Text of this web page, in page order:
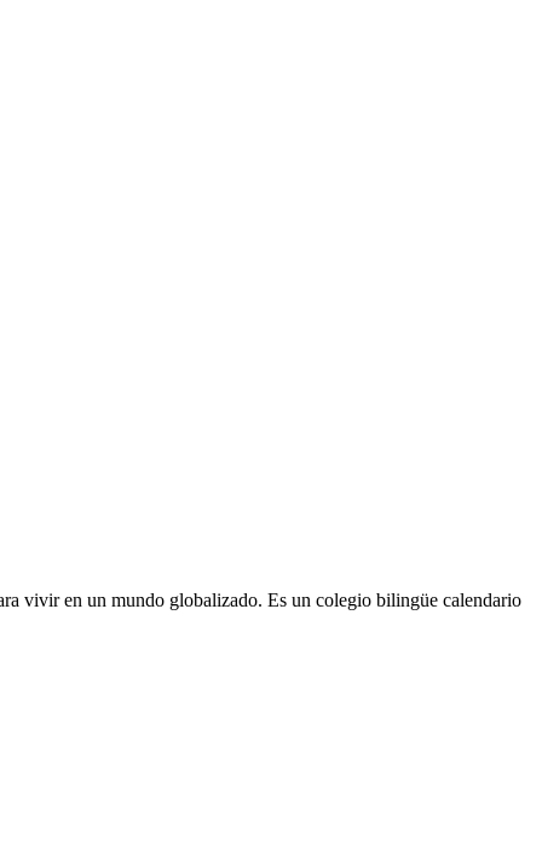
vivir en un mundo globalizado. Es un colegio bilingüe calendario